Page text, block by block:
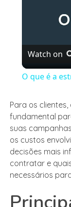
Watch on
O que é a
Para os
fundamental
suas
os custos
decisões mais
contratar e
necessários